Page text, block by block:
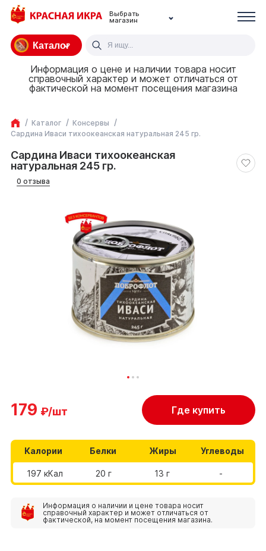
Выбрать
магазин
Каталог
Информация о цене и наличии товара носит
справочный характер и может отличаться от
фактической на момент посещения магазина
Каталог
Консервы
Сардина Иваси тихоокеанская натуральная 245 гр.
Сардина Иваси тихоокеанская
натуральная 245 гр.
0 отзыва
179 ₽/шт Где купить
Калории Белки Жиры Углеводы
197 кКал 20 г 13 г -
Информация о наличии и цене товара носит
справочный характер и может отличаться от
фактической, на момент посещения магазина.